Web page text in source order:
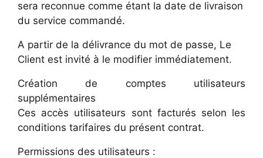
sera reconnue comme étant la date de livraison
du service commandé.
A partir de la délivrance du mot de passe, Le
Client est invité à le modifier immédiatement.
Création de comptes utilisateurs
supplémentaires
Ces accès utilisateurs sont facturés selon les
conditions tarifaires du présent contrat.
Permissions des utilisateurs :